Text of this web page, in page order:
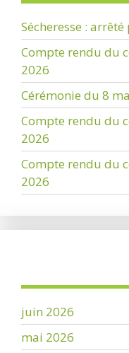
Sécheresse :
Compte rendu du
2026
Cérémonie du 8
Compte rendu du
2026
Compte rendu du
2026
juin 2026
mai 2026